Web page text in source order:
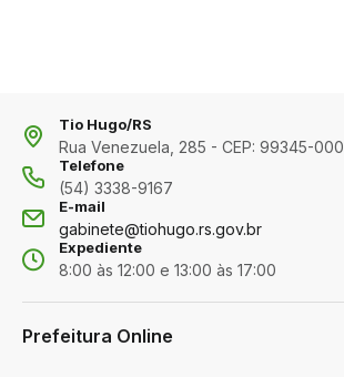
Tio Hugo/RS
Rua Venezuela, 285 - CEP: 99345-000
Telefone
(54) 3338-9167
E-mail
gabinete@tiohugo.rs.gov.br
Expediente
8:00 às 12:00 e 13:00 às 17:00
Prefeitura Online